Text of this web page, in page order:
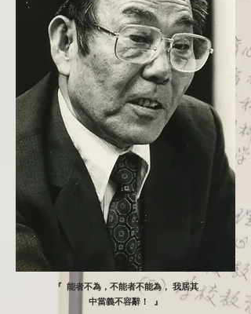
『 能者不為，不能者不能為， 我居其
中當義不容辭！ 』